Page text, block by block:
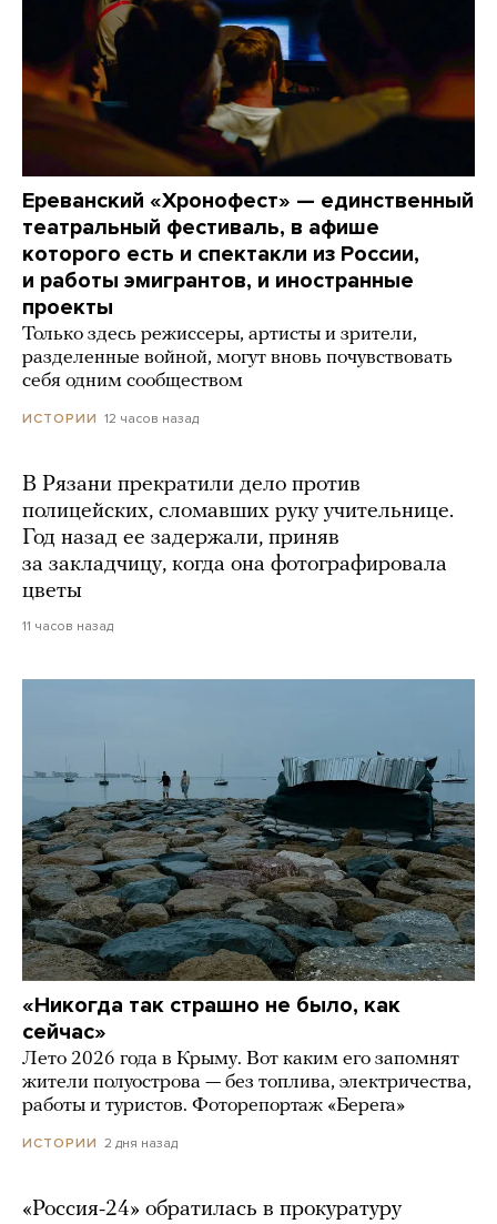
Ереванский «Хронофест» — единственный
театральный фестиваль, в афише
которого есть и спектакли из России,
и работы эмигрантов, и иностранные
проекты
Только здесь режиссеры, артисты и зрители,
разделенные войной, могут вновь почувствовать
себя одним сообществом
ИСТОРИИ 12 часов назад
В Рязани прекратили дело против
полицейских, сломавших руку учительнице.
Год назад ее задержали, приняв
за закладчицу, когда она фотографировала
цветы
11 часов назад
«Никогда так страшно не было, как
сейчас»
Лето 2026 года в Крыму. Вот каким его запомнят
жители полуострова — без топлива, электричества,
работы и туристов. Фоторепортаж «Берега»
ИСТОРИИ 2 дня назад
«Россия-24» обратилась в прокуратуру